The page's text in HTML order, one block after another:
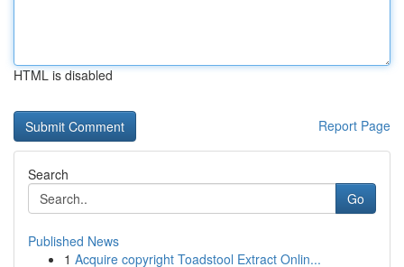
HTML is disabled
Report Page
Search
Go
Published News
1 Acquire copyright Toadstool Extract Onlin...